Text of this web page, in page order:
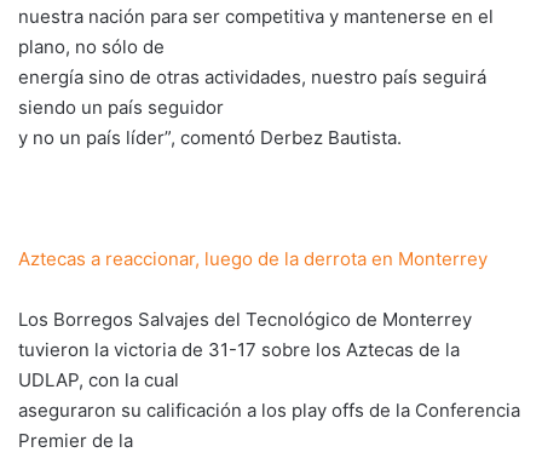
nuestra nación para ser competitiva y mantenerse en el
plano, no sólo de
energía sino de otras actividades, nuestro país seguirá
siendo un país seguidor
y no un país líder”, comentó Derbez Bautista.
Aztecas a reaccionar, luego de la derrota en Monterrey
Los Borregos Salvajes del Tecnológico de Monterrey
tuvieron la victoria de 31-17 sobre los Aztecas de la
UDLAP, con la cual
aseguraron su calificación a los play offs de la Conferencia
Premier de la